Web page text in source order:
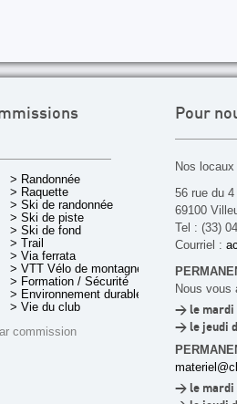
> Randonnée
> Raquette
> Ski de randonnée
> Ski de piste
> Ski de fond
> Trail
> Via ferrata
> VTT Vélo de montagne
> Formation / Sécurité
> Environnement durable
> Vie du club
commission
Pour
Nos
56 rue du
69100
Tel : (33)
Courriel :
Nous vous
> le mardi
> le jeudi
> le mardi